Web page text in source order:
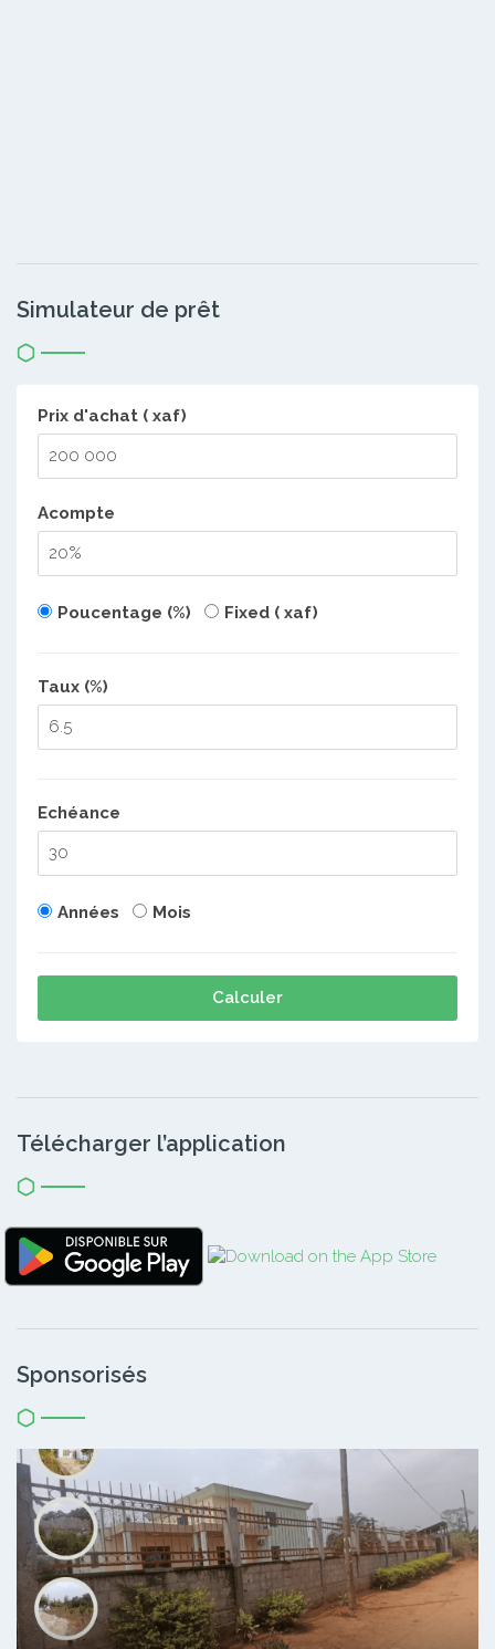
Simulateur de prêt
Prix d'achat ( xaf)
Acompte
Poucentage (%) Fixed ( xaf)
Taux (%)
Echéance
Années Mois
Calculer
Télécharger l’application
Sponsorisés